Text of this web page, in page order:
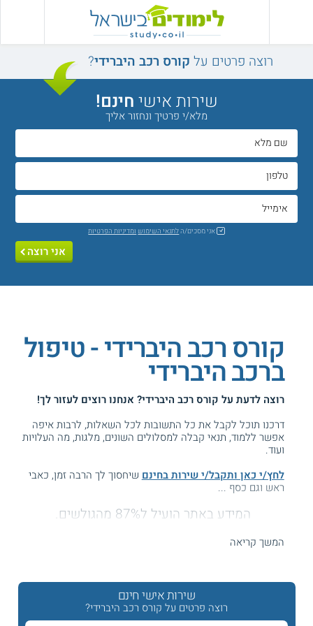
רוצה פרטים על קורס רכב היברידי?
שירות אישיחינם!
מלא/י פרטיך ונחזור אליך
אני מסכים/הלתנאי השימוש ומדיניות הפרטיות
אני רוצה
קורס רכב היברידי - טיפול
ברכב היברידי
רוצה לדעת על קורס רכב היברידי? אנחנו רוצים לעזור לך!
דרכנו תוכל לקבל את כל התשובות לכל השאלות, לרבות איפה
אפשר ללמוד, תנאי קבלה למסלולים השונים, מלגות, מה העלויות
ועוד.
לחץ/י כאן ותקבל/י שירות בחינם שיחסוך לך הרבה זמן, כאבי
ראש וגם כסף ...
המידע באתר הועיל ל87% מהגולשים.
קורס מומחה לעבודות טיפול ואחזקה ברכב חשמלי היברידי
מספר כלי הרכב ההיברידיים המשלבים הנעה בחשמל הולכת
המשך קריאה
שירות אישי חינם
רוצה פרטים על קורס רכב היברידי?